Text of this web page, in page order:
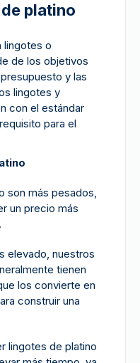
platino
lingotes o
de los objetivos
y las
lingotes y
con el estándar
para el
son más pesados,
un precio más
elevado, nuestros
tienen
los convierte en
construir una
lingotes de platino